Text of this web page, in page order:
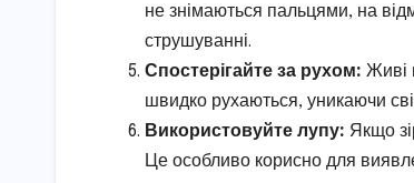
не знімаються пальцями, на
струшуванні.
Спостерігайте за рухом: Живі
швидко рухаються, уникаючи
Використовуйте лупу: Якщо
Це особливо корисно для